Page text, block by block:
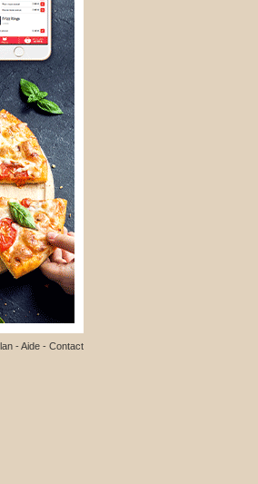
-Aide - Contact